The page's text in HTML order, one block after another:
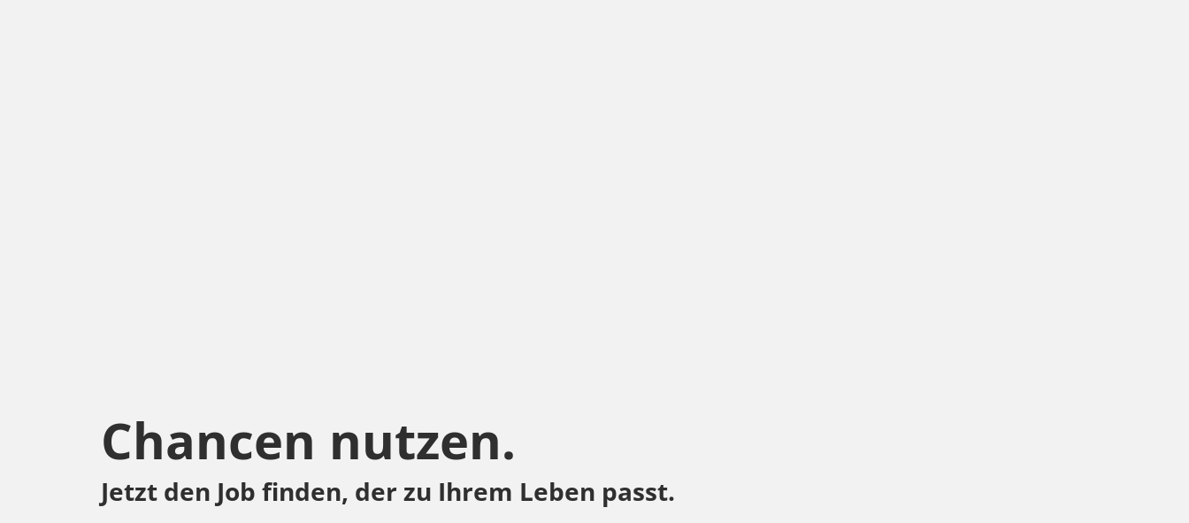
Chancen nutzen.
Jetzt den Job finden, der zu Ihrem Leben passt.